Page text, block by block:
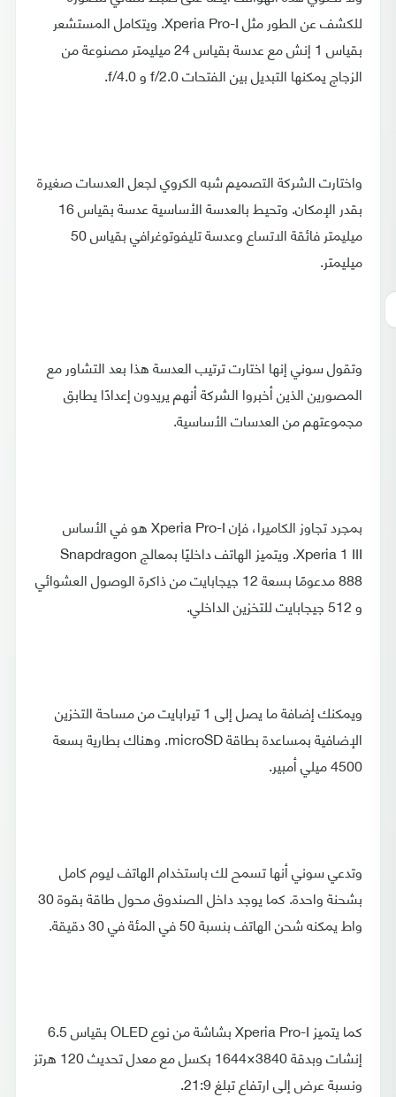
للكشف عن الطور مثل Xperia Pro-I. ويتكامل المستشعر
بقياس 1 إنش مع عدسة بقياس 24 ميليمتر مصنوعة من
الزجاج يمكنها التبديل بين الفتحات f/2.0 و f/4.0.
واختارت الشركة التصميم شبه الكروي لجعل العدسات صغيرة
بقدر الإمكان. وتحيط بالعدسة الأساسية عدسة بقياس 16
ميليمتر فائقة الاتساع وعدسة تليفوتوغرافي بقياس 50
ميليمتر.
وتقول سوني إنها اختارت ترتيب العدسة هذا بعد التشاور مع
المصورين الذين أخبروا الشركة أنهم يريدون إعدادًا يطابق
مجموعتهم من العدسات الأساسية.
بمجرد تجاوز الكاميرا، فإن Xperia Pro-I هو في الأساس
Xperia 1 III. ويتميز الهاتف داخليًا بمعالج Snapdragon
888 مدعومًا بسعة 12 جيجابايت من ذاكرة الوصول العشوائي
و 512 جيجابايت للتخزين الداخلي.
ويمكنك إضافة ما يصل إلى 1 تيرابايت من مساحة التخزين
الإضافية بمساعدة بطاقة microSD. وهناك بطارية بسعة
4500 ميلي أمبير.
وتدعي سوني أنها تسمح لك باستخدام الهاتف ليوم كامل
بشحنة واحدة. كما يوجد داخل الصندوق محول طاقة بقوة 30
واط يمكنه شحن الهاتف بنسبة 50 في المئة في 30 دقيقة.
كما يتميز Xperia Pro-I بشاشة من نوع OLED بقياس 6.5
إنشات وبدقة 3840×1644 بكسل مع معدل تحديث 120 هرتز
ونسبة عرض إلى ارتفاع تبلغ 21:9.